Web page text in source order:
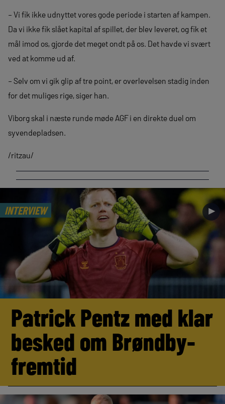
– Vi fik ikke udnyttet vores gode periode i starten af kampen.
Da vi ikke fik slået kapital af spillet, der blev leveret, og fik et
mål imod os, gjorde det meget ondt på os. Det havde vi svært
ved at komme ud af.
– Selv om vi gik glip af tre point, er overlevelsen stadig inden
for det muliges rige, siger han.
Viborg skal i næste runde møde AGF i en direkte duel om
syvendepladsen.
/ritzau/
INTERVIEW ►
Patrick Pentz med klar
besked om Brøndby-
fremtid